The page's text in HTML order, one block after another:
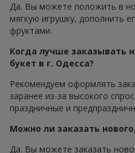
Да. Вы можете положить в
мягкую игрушку, дополнить
фруктами.
Когда лучше заказывать
букет в г. Одесса?
Рекомендуем оформлять
заранее из-за высокого
праздничные и
Можно ли заказать
Да. Вы можете заказать